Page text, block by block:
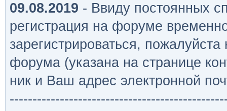
09.08.2019 - Ввиду постоянных
регистрация на форуме
зарегистрироваться,
форума (указана на странице
ник и Ваш адрес электронной